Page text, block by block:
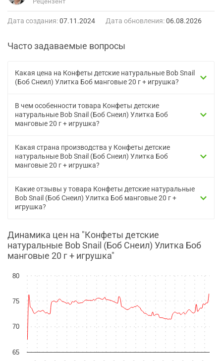
Дата создания:07.11.2024 Дата обновления:06.08.2026
Часто задаваемые вопросы
Какая цена на Конфеты детские натуральные Bob Snail
(Боб Снеил) Улитка Боб манговые 20 г + игрушка?
В чем особенности товара Конфеты детские
натуральные Bob Snail (Боб Снеил) Улитка Боб
манговые 20 г + игрушка?
Какая страна производства у Конфеты детские
натуральные Bob Snail (Боб Снеил) Улитка Боб
манговые 20 г + игрушка?
Какие отзывы у товара Конфеты детские натуральные
Bob Snail (Боб Снеил) Улитка Боб манговые 20 г +
игрушка?
Динамика цен на "Конфеты детские
натуральные Bob Snail (Боб Снеил) Улитка Боб
манговые 20 г + игрушка"
70
65
75
80